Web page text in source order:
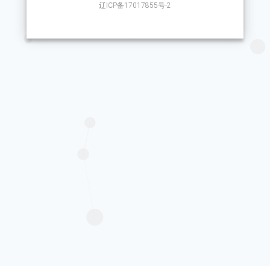
辽ICP备17017855号-2